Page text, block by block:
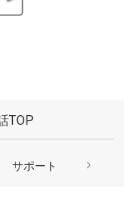
TOP
サポート